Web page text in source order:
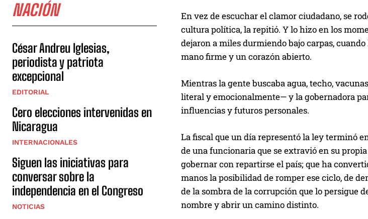
NACIÓN
César Andreu Iglesias,
periodista y patriota
excepcional
EDITORIAL
Cero elecciones intervenidas en
Nicaragua
INTERNACIONALES
Siguen las iniciativas para
conversar sobre la
independencia en el Congreso
NOTICIAS
En vez de escuchar el clamor ciudadano, se
cultura política, la repitió. Y lo hizo en los
dejaron a miles durmiendo bajo carpas,
mano firme y un corazón abierto.
Mientras la gente buscaba agua, techo,
literal y emocionalmente— y la gobernadora
influencias y futuros personales.
La fiscal que un día representó la ley terminó
de una funcionaria que se extravió en su
gobernar con repartirse el país; que ha
manos la posibilidad de romper ese ciclo, de
de la sombra de la corrupción que lo persigue
nombre y abrir un camino distinto.